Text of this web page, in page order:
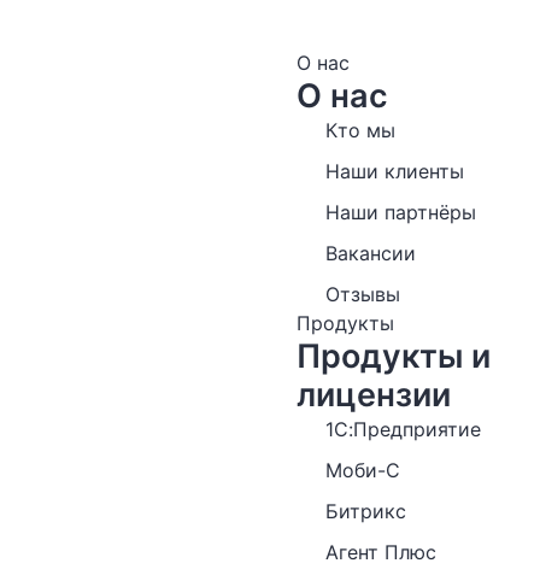
О нас
О нас
Кто мы
Наши клиенты
Наши партнёры
Вакансии
Отзывы
Продукты
Продукты и
лицензии
1С:Предприятие
Моби-С
Битрикс
Агент Плюс